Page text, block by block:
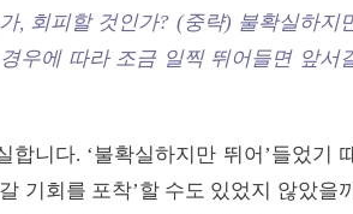
, 회피할 것인가? (중략) 불확실하지
우에 따라 조금 일찍 뛰어들면 앞서
니다. ‘불확실하지만 뛰어’들었기
기회를 포착’할 수도 있었지 않았을